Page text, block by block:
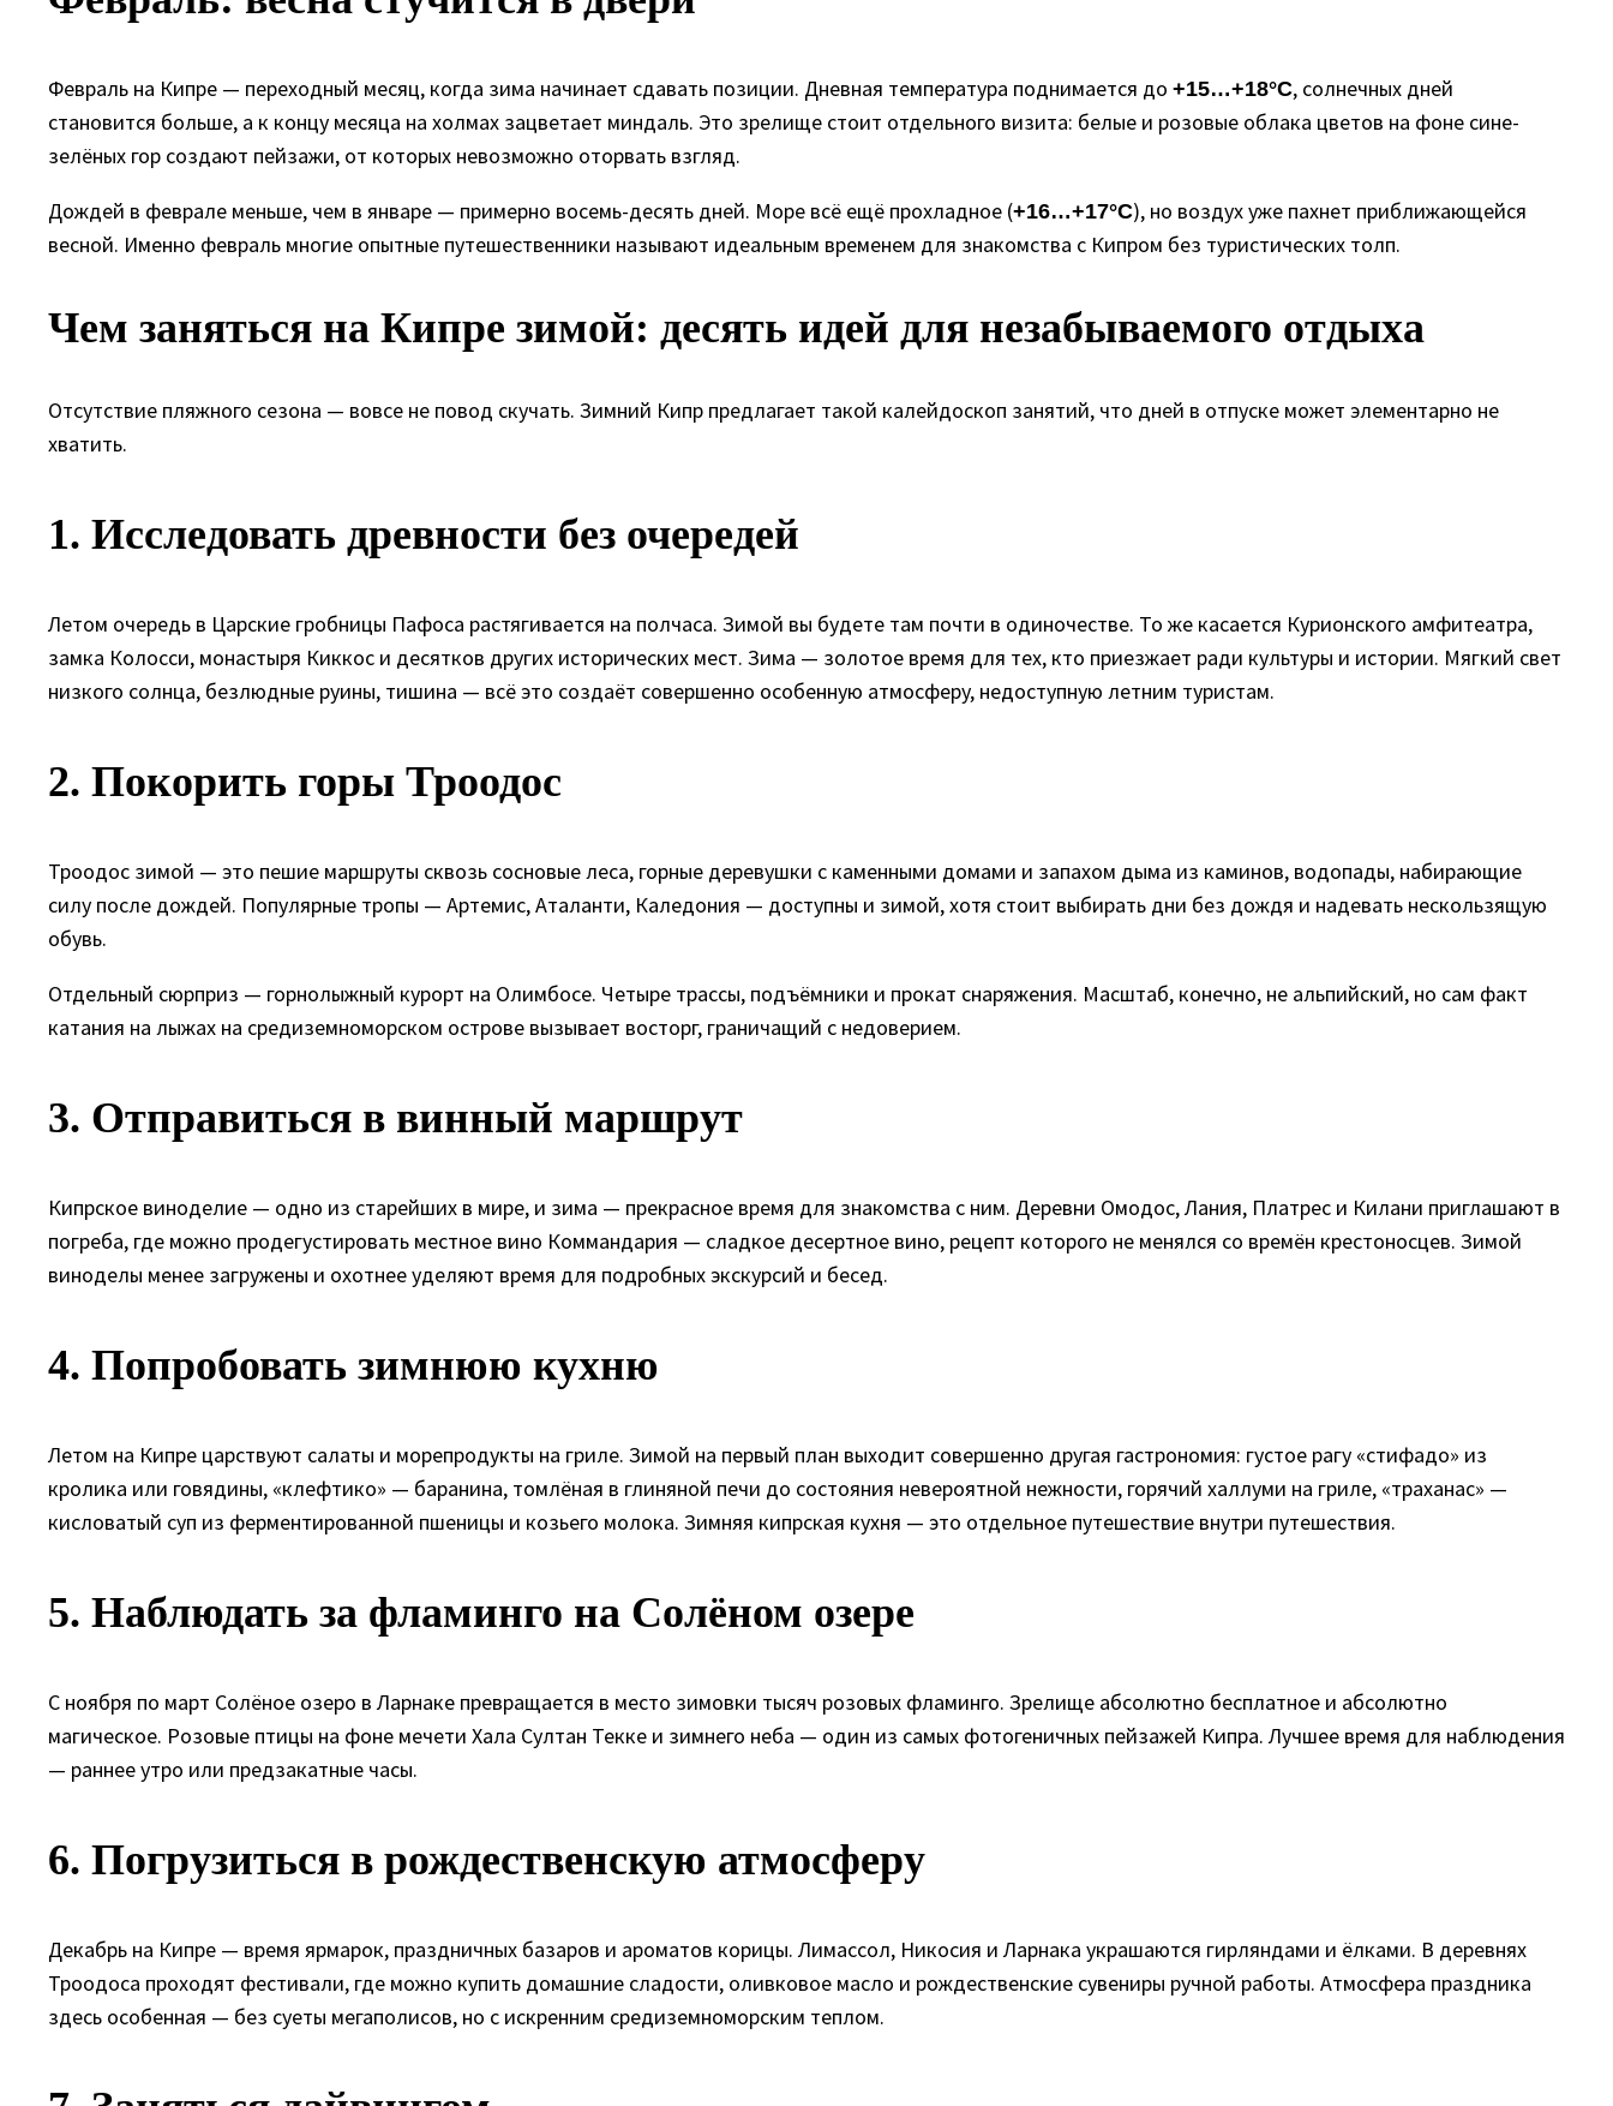
Февраль на Кипре — переходный месяц, когда зима начинает сдавать позиции. Дневная температура поднимается до +15…+18°C, солнечных дней
становится больше, а к концу месяца на холмах зацветает миндаль. Это зрелище стоит отдельного визита: белые и розовые облака цветов на фоне сине-
зелёных гор создают пейзажи, от которых невозможно оторвать взгляд.
Дождей в феврале меньше, чем в январе — примерно восемь-десять дней. Море всё ещё прохладное (+16…+17°C), но воздух уже пахнет приближающейся
весной. Именно февраль многие опытные путешественники называют идеальным временем для знакомства с Кипром без туристических толп.
Чем заняться на Кипре зимой: десять идей для незабываемого отдыха
Отсутствие пляжного сезона — вовсе не повод скучать. Зимний Кипр предлагает такой калейдоскоп занятий, что дней в отпуске может элементарно не
хватить.
1. Исследовать древности без очередей
Летом очередь в Царские гробницы Пафоса растягивается на полчаса. Зимой вы будете там почти в одиночестве. То же касается Курионского амфитеатра,
замка Колосси, монастыря Киккос и десятков других исторических мест. Зима — золотое время для тех, кто приезжает ради культуры и истории. Мягкий свет
низкого солнца, безлюдные руины, тишина — всё это создаёт совершенно особенную атмосферу, недоступную летним туристам.
2. Покорить горы Троодос
Троодос зимой — это пешие маршруты сквозь сосновые леса, горные деревушки с каменными домами и запахом дыма из каминов, водопады, набирающие
силу после дождей. Популярные тропы — Артемис, Аталанти, Каледония — доступны и зимой, хотя стоит выбирать дни без дождя и надевать нескользящую
обувь.
Отдельный сюрприз — горнолыжный курорт на Олимбосе. Четыре трассы, подъёмники и прокат снаряжения. Масштаб, конечно, не альпийский, но сам факт
катания на лыжах на средиземноморском острове вызывает восторг, граничащий с недоверием.
3. Отправиться в винный маршрут
Кипрское виноделие — одно из старейших в мире, и зима — прекрасное время для знакомства с ним. Деревни Омодос, Лания, Платрес и Килани приглашают в
погреба, где можно продегустировать местное вино Коммандария — сладкое десертное вино, рецепт которого не менялся со времён крестоносцев. Зимой
виноделы менее загружены и охотнее уделяют время для подробных экскурсий и бесед.
4. Попробовать зимнюю кухню
Летом на Кипре царствуют салаты и морепродукты на гриле. Зимой на первый план выходит совершенно другая гастрономия: густое рагу «стифадо» из
кролика или говядины, «клефтико» — баранина, томлёная в глиняной печи до состояния невероятной нежности, горячий халлуми на гриле, «траханас» —
кисловатый суп из ферментированной пшеницы и козьего молока. Зимняя кипрская кухня — это отдельное путешествие внутри путешествия.
5. Наблюдать за фламинго на Солёном озере
С ноября по март Солёное озеро в Ларнаке превращается в место зимовки тысяч розовых фламинго. Зрелище абсолютно бесплатное и абсолютно
магическое. Розовые птицы на фоне мечети Хала Султан Текке и зимнего неба — один из самых фотогеничных пейзажей Кипра. Лучшее время для наблюдения
— раннее утро или предзакатные часы.
6. Погрузиться в рождественскую атмосферу
Декабрь на Кипре — время ярмарок, праздничных базаров и ароматов корицы. Лимассол, Никосия и Ларнака украшаются гирляндами и ёлками. В деревнях
Троодоса проходят фестивали, где можно купить домашние сладости, оливковое масло и рождественские сувениры ручной работы. Атмосфера праздника
здесь особенная — без суеты мегаполисов, но с искренним средиземноморским теплом.